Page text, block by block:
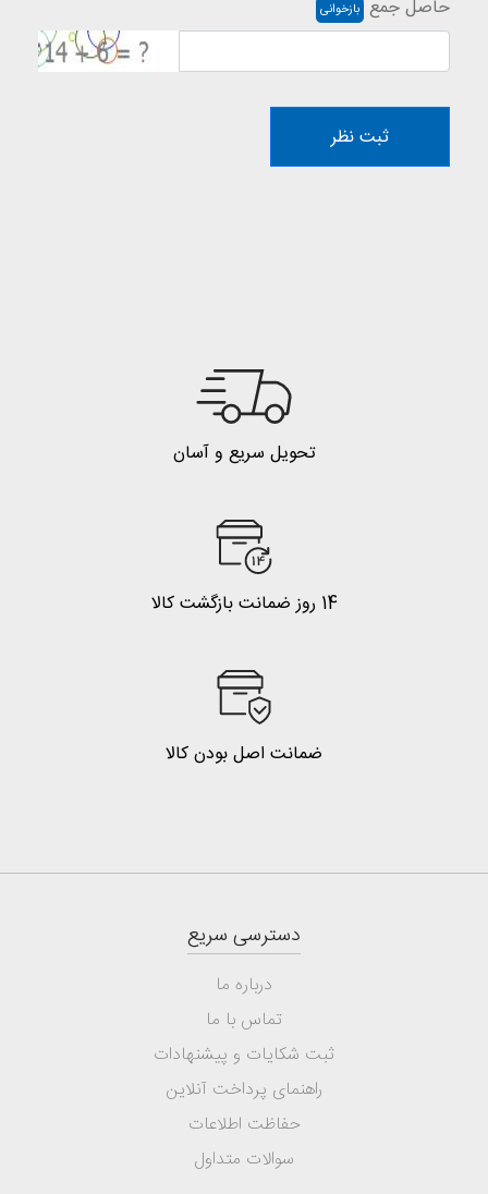
حاصل جمع بازخوانی
ثبت نظر
تحویل سریع و آسان
14 روز ضمانت بازگشت کالا
ضمانت اصل بودن کالا
دسترسی سریع
درباره ما
تماس با ما
ثبت شکایات و پیشنهادات
راهنمای پرداخت آنلاین
حفاظت اطلاعات
سوالات متداول